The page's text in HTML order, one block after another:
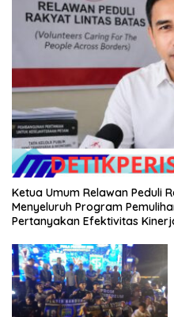
Ketua Umum Relawan Peduli
Menyeluruh Program
Pertanyakan Efektivitas